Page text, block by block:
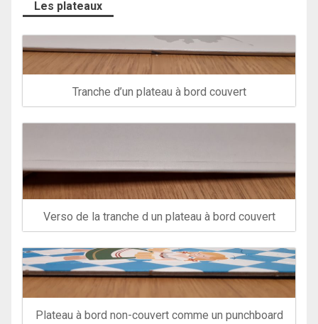
Les plateaux
Tranche d’un plateau à bord couvert
Verso de la tranche d un plateau à bord couvert
Plateau à bord non-couvert comme un punchboard